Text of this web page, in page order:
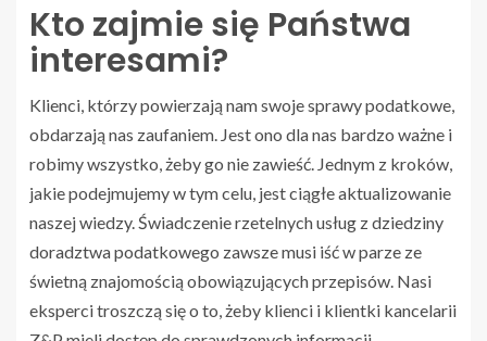
Kto zajmie się Państwa
interesami?
Klienci, którzy powierzają nam swoje sprawy podatkowe,
obdarzają nas zaufaniem. Jest ono dla nas bardzo ważne i
robimy wszystko, żeby go nie zawieść. Jednym z kroków,
jakie podejmujemy w tym celu, jest ciągłe aktualizowanie
naszej wiedzy. Świadczenie rzetelnych usług z dziedziny
doradztwa podatkowego zawsze musi iść w parze ze
świetną znajomością obowiązujących przepisów. Nasi
eksperci troszczą się o to, żeby klienci i klientki kancelarii